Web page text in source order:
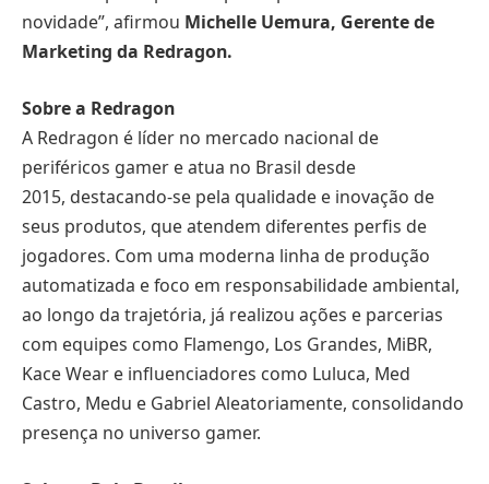
novidade”, afirmou Michelle Uemura, Gerente de
Marketing da Redragon.
Sobre a Redragon
A Redragon é líder no mercado nacional de
periféricos gamer e atua no Brasil desde
2015, destacando-se pela qualidade e inovação de
seus produtos, que atendem diferentes perfis de
jogadores. Com uma moderna linha de produção
automatizada e foco em responsabilidade ambiental,
ao longo da trajetória, já realizou ações e parcerias
com equipes como Flamengo, Los Grandes, MiBR,
Kace Wear e influenciadores como Luluca, Med
Castro, Medu e Gabriel Aleatoriamente, consolidando
presença no universo gamer.